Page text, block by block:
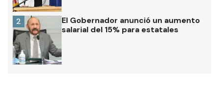
El Gobernador anunció un aumento
salarial del 15% para estatales
2